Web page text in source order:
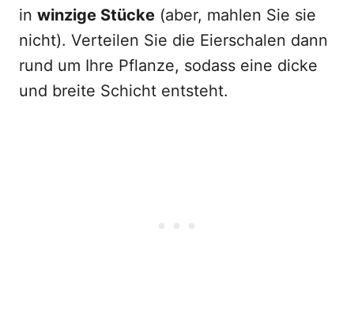
in winzige Stücke (aber, mahlen Sie sie
nicht). Verteilen Sie die Eierschalen dann
rund um Ihre Pflanze, sodass eine dicke
und breite Schicht entsteht.